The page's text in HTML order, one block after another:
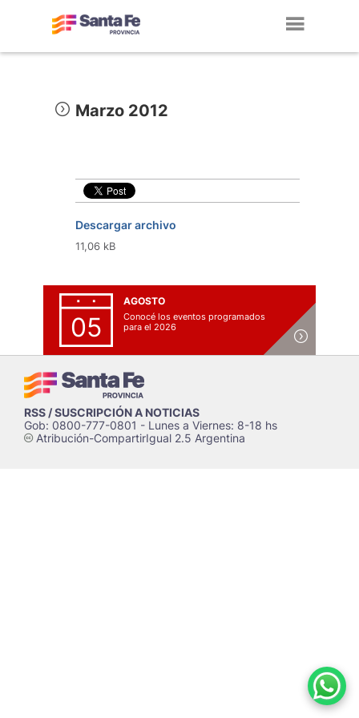
Marzo 2012
Descargar archivo
11,06 kB
05
AGOSTO
Conocé los eventos programados
para el 2026
RSS / SUSCRIPCIÓN A NOTICIAS
Gob: 0800-777-0801 - Lunes a Viernes: 8-18 hs
cAtribución-CompartirIgual 2.5 Argentina